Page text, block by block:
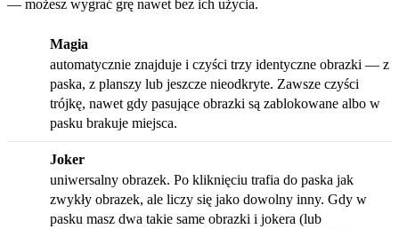
— możesz wygrać grę nawet bez ich użycia.
Magia
automatycznie znajduje i czyści trzy identyczne obrazki — z
paska, z planszy lub jeszcze nieodkryte. Zawsze czyści
trójkę, nawet gdy pasujące obrazki są zablokowane albo w
pasku brakuje miejsca.
Joker
uniwersalny obrazek. Po kliknięciu trafia do paska jak
zwykły obrazek, ale liczy się jako dowolny inny. Gdy w
pasku masz dwa takie same obrazki i jokera (lub